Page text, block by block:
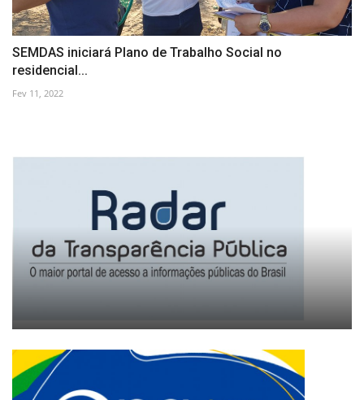
SEMDAS iniciará Plano de Trabalho Social no
residencial...
Fev 11, 2022